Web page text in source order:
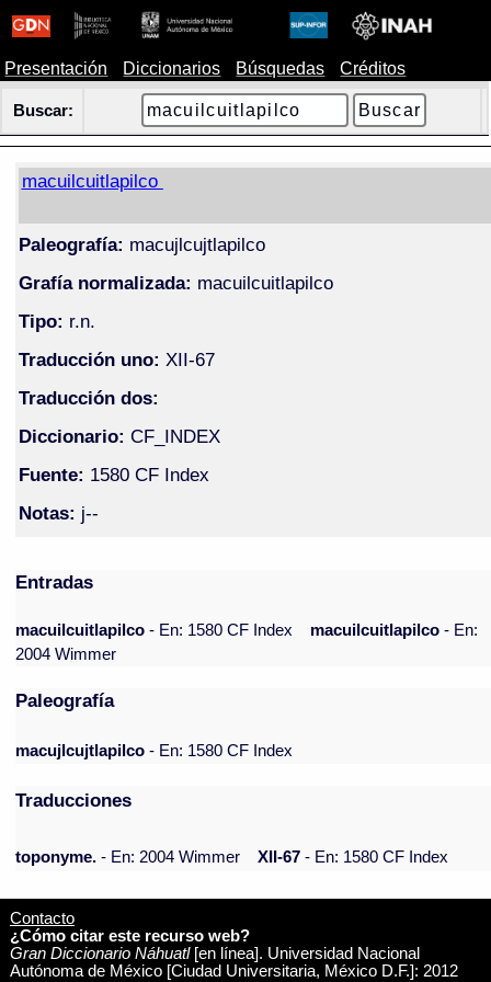
Presentación Diccionarios Búsquedas Créditos
Buscar:
macuilcuitlapilco
Paleografía: macujlcujtlapilco
Grafía normalizada: macuilcuitlapilco
Tipo: r.n.
Traducción uno: XII-67
Traducción dos:
Diccionario: CF_INDEX
Fuente: 1580 CF Index
Notas: j--
Entradas
macuilcuitlapilco- En: 1580 CF Index macuilcuitlapilco- En:
2004 Wimmer
Paleografía
macujlcujtlapilco - En: 1580 CF Index
Traducciones
toponyme. - En: 2004 Wimmer XII-67 - En: 1580 CF Index
Contacto
¿Cómo citar este recurso web?
Gran Diccionario Náhuatl[en línea]. Universidad Nacional
Autónoma de México [Ciudad Universitaria, México D.F.]: 2012